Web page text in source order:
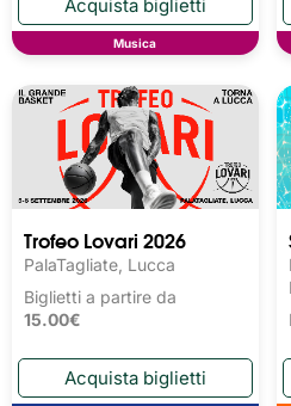
Musica
Trofeo Lovari 2026
PalaTagliate, Lucca
Biglietti a partire da
15.00€